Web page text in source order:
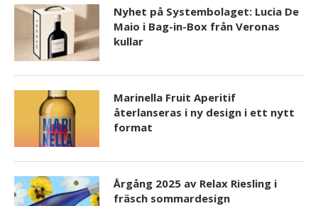
Nyhet på Systembolaget: Lucia De
Maio i Bag-in-Box från Veronas
kullar
Marinella Fruit Aperitif
återlanseras i ny design i ett nytt
format
Årgång 2025 av Relax Riesling i
fräsch sommardesign